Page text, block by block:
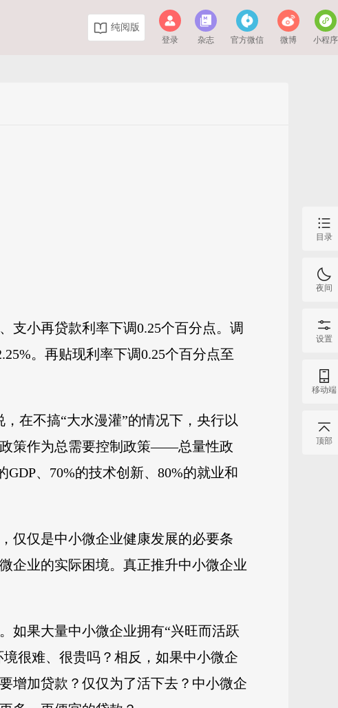
纯阅版
登录 杂志 官方微信 微博 小程序
支小再贷款利率下调0.25个百分点。调
。再贴现利率下调0.25个百分点至
在不搞“大水漫灌”的情况下，央行以
策作为总需要控制政策——总量性政
、70%的技术创新、80%的就业和
仅仅是中小微企业健康发展的必要条
企业的实际困境。真正推升中小微企业
如果大量中小微企业拥有“兴旺而活跃
很难、很贵吗？相反，如果中小微企
增加贷款？仅仅为了活下去？中小微企
目录
夜间
设置
移动端
顶部